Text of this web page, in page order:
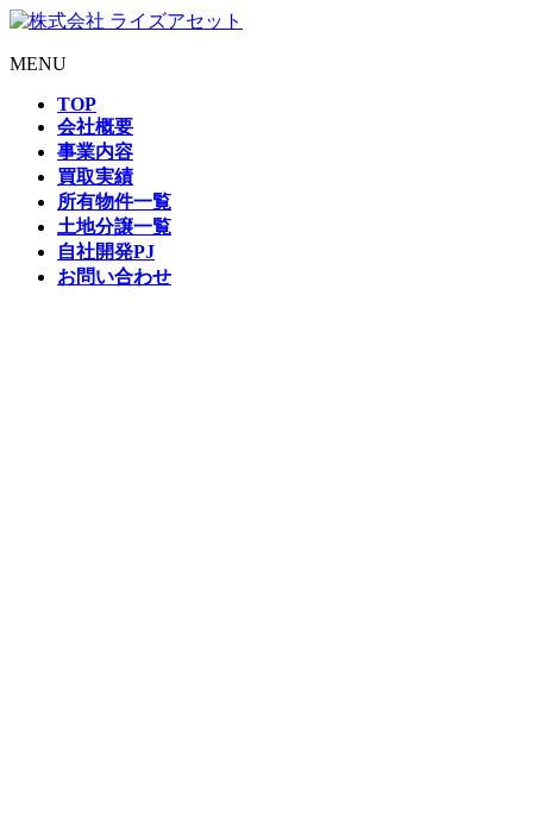
MENU
TOP
会社概要
事業内容
買取実績
所有物件一覧
土地分譲一覧
自社開発PJ
お問い合わせ